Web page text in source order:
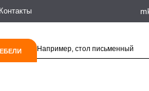
Контакты